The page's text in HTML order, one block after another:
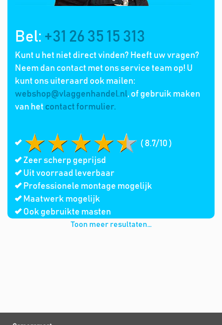
Bel: +31 26 35 15 313
Kunt u het niet direct vinden? Heeft uw vragen?
Neem dan contact met ons service team op! U
kunt ons uiteraard ook mailen:
webshop@vlaggenhandel.nl, of gebruik maken
van het contact formulier.
( 8.7/10 )
Zeer scherp geprijsd
Uit voorraad leverbaar
Professionele montage mogelijk
Maatwerk mogelijk
Ook gebruikte masten
Toon meer resultaten…